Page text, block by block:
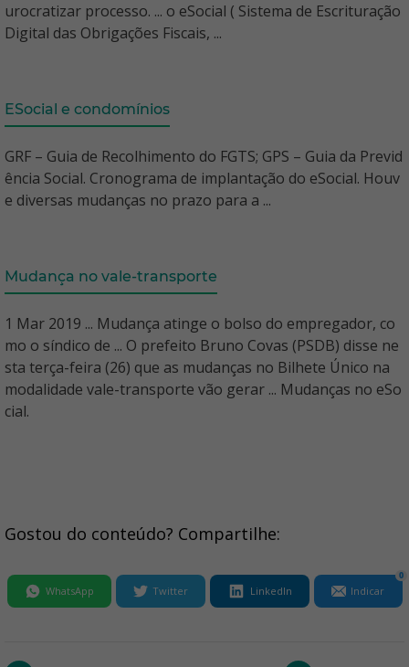
urocratizar processo. ... o eSocial ( Sistema de Escrituração
Digital das Obrigações Fiscais, ...
ESocial e condomínios
GRF – Guia de Recolhimento do FGTS; GPS – Guia da Previd
ência Social. Cronograma de implantação do eSocial. Houv
e diversas mudanças no prazo para a ...
Mudança no vale-transporte
1 Mar 2019 ... Mudança atinge o bolso do empregador, co
mo o síndico de ... O prefeito Bruno Covas (PSDB) disse ne
sta terça-feira (26) que as mudanças no Bilhete Único na
modalidade vale-transporte vão gerar ... Mudanças no eSo
cial.
Gostou do conteúdo? Compartilhe:
WhatsApp Twitter LinkedIn Indicar
0